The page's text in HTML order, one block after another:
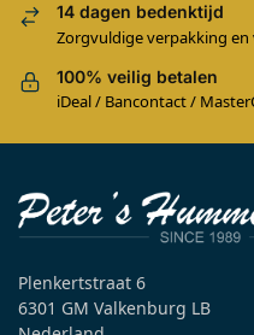
14 dagen bedenktijd
Zorgvuldige verpakking
100% veilig betalen
iDeal / Bancontact /
Plenkertstraat 6
6301 GM Valkenburg LB